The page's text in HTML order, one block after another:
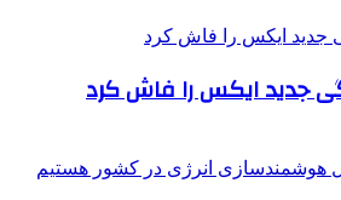
جدید ایکس را فاش کرد